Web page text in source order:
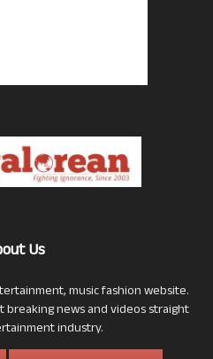
Us
music fashion website.
news and videos straight
industry.